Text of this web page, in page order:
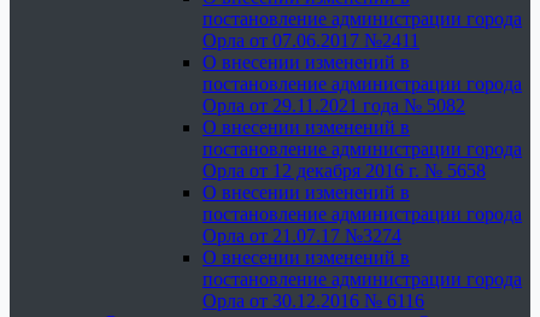
постановление администрации города
Орла от 07.06.2017 №2411
О внесении изменений в
постановление администрации города
Орла от 29.11.2021 года № 5082
О внесении изменений в
постановление администрации города
Орла от 12 декабря 2016 г. № 5658
О внесении изменений в
постановление администрации города
Орла от 21.07.17 №3274
О внесении изменений в
постановление администрации города
Орла от 30.12.2016 № 6116